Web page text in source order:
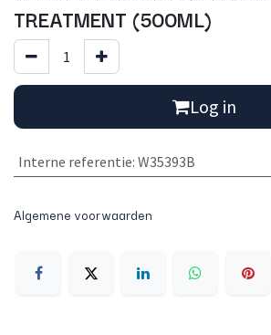
TREATMENT (500ML)
Log in
Interne referentie: W35393B
Algemene voorwaarden